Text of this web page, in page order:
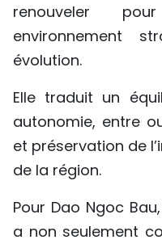
renouveler
environnement
évolution.
Elle traduit un
autonomie, entre
et préservation de
de la région.
Pour Dao Ngoc
a non seulement